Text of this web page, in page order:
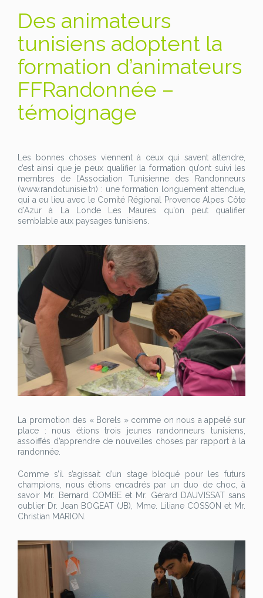
Des animateurs
tunisiens adoptent la
formation d’animateurs
FFRandonnée –
témoignage
Les bonnes choses viennent à ceux qui savent attendre,
c’est ainsi que je peux qualifier la formation qu’ont suivi les
membres de l’Association Tunisienne des Randonneurs
(www.randotunisie.tn) : une formation longuement attendue,
qui a eu lieu avec le Comité Régional Provence Alpes Côte
d’Azur à La Londe Les Maures qu’on peut qualifier
semblable aux paysages tunisiens.
La promotion des « Borels » comme on nous a appelé sur
place : nous étions trois jeunes randonneurs tunisiens,
assoiffés d’apprendre de nouvelles choses par rapport à la
randonnée.
Comme s’il s’agissait d’un stage bloqué pour les futurs
champions, nous étions encadrés par un duo de choc, à
savoir Mr. Bernard COMBE et Mr. Gérard DAUVISSAT sans
oublier Dr. Jean BOGEAT (JB), Mme. Liliane COSSON et Mr.
Christian MARION.